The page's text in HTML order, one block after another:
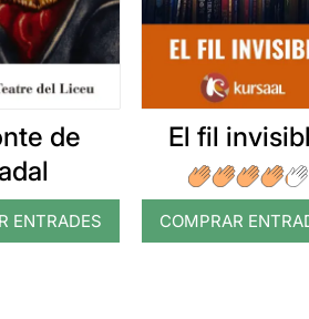
de
ENTRADES
El fil
COMPRAR